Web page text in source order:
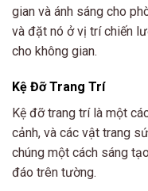
gian và ánh sáng cho
và đặt nó ở vị trí chiến
cho không gian.
Kệ Đỡ Trang Trí
Kệ đỡ trang trí là một
cảnh, và các vật trang
chúng một cách sáng
đáo trên tường.